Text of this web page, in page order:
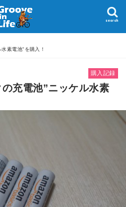
search
素電池"を購入！
購入記録
充電池”ニッケル水素